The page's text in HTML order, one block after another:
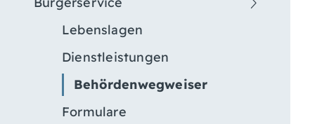
Lebenslagen
Dienstleistungen
Behördenwegweiser
Formulare